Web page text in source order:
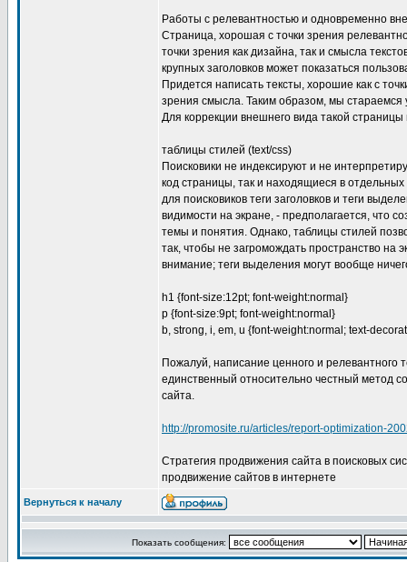
Работы с релевантностью и одновременно
Страница, хорошая с точки зрения
точки зрения как дизайна, так и смысла
крупных заголовков может показаться
Придется написать тексты, хорошие как с
зрения смысла. Таким образом, мы стараемся
Для коррекции внешнего вида такой
таблицы стилей (text/css)
Поисковики не индексируют и не
код страницы, так и находящиеся в
для поисковиков теги заголовков и теги
видимости на экране, - предполагается, что
темы и понятия. Однако, таблицы стилей
так, чтобы не загромождать пространство на
внимание; теги выделения могут вообще
h1 {font-size:12pt; font-weight:normal}
p {font-size:9pt; font-weight:normal}
b, strong, i, em, u {font-weight:normal; text-
Пожалуй, написание ценного и релевантного
единственный относительно честный метод
сайта.
http://promosite.ru/articles/report-optimization-
Стратегия продвижения сайта в поисковых
продвижение сайтов в интернете
Вернуться к началу
Показать сообщения: